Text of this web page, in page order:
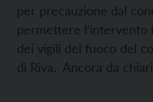
per precauzione dal
permettere l’intervento
dei vigili del fuoco del
di Riva. Ancora da